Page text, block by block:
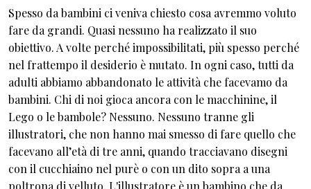
Spesso da bambini ci veniva chiesto cosa avremmo voluto
fare da grandi. Quasi nessuno ha realizzato il suo
obiettivo. A volte perché impossibilitati, più spesso perché
nel frattempo il desiderio è mutato. In ogni caso, tutti da
adulti abbiamo abbandonato le attività che facevamo da
bambini. Chi di noi gioca ancora con le macchinine, il
Lego o le bambole? Nessuno. Nessuno tranne gli
illustratori, che non hanno mai smesso di fare quello che
facevano all’età di tre anni, quando tracciavano disegni
con il cucchiaino nel purè o con un dito sopra a una
poltrona di velluto. L'illustratore è un bambino che da